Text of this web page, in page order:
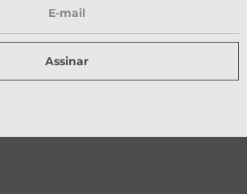
Assinar